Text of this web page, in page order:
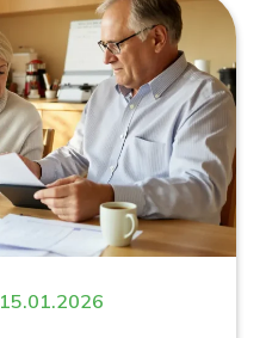
15.01.2026